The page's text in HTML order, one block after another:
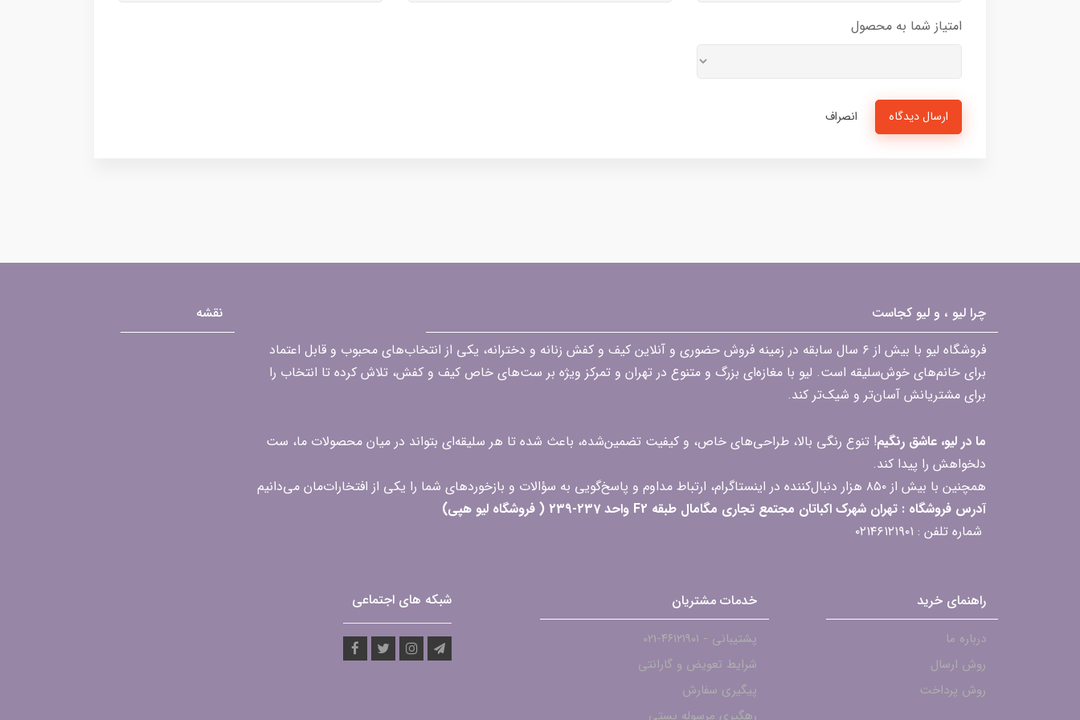
امتیاز شما به محصول
ارسال دیدگاه انصراف
چرا لیو ، و لیو کجاست
فروشگاه لیو با بیش از ۶ سال سابقه در زمینه فروش حضوری و آنلاین کیف و کفش زنانه و دخترانه، یکی از انتخاب‌های محبوب و قابل اعتماد
برای خانم‌های خوش‌سلیقه است. لیو با مغازه‌ای بزرگ و متنوع در تهران و تمرکز ویژه بر ست‌های خاص کیف و کفش، تلاش کرده تا انتخاب را
برای مشتریانش آسان‌تر و شیک‌تر کند.
ما در لیو، عاشق رنگیم! تنوع رنگی بالا، طراحی‌های خاص، و کیفیت تضمین‌شده، باعث شده تا هر سلیقه‌ای بتواند در میان محصولات ما، ست
دلخواهش را پیدا کند.
همچنین با بیش از ۸۵۰ هزار دنبال‌کننده در اینستاگرام، ارتباط مداوم و پاسخ‌گویی به سؤالات و بازخوردهای شما را یکی از افتخارات‌مان می‌دانیم
آدرس فروشگاه : تهران شهرک اکباتان مجتمع تجاری مگامال طبقه F2 واحد 237-239 ( فروشگاه لیو هپی)
شماره تلفن : ۰۲۱۴۶۱۲۱۹۰۱
نقشه
راهنمای خرید
درباره ما
روش ارسال
روش پرداخت
خدمات مشتریان
پشتیبانی - ۴۶۱۲۱۹۰۱-021
شرایط تعویض و گارانتی
پیگیری سفارش
رهگیری مرسوله پستی
شبکه های اجتماعی